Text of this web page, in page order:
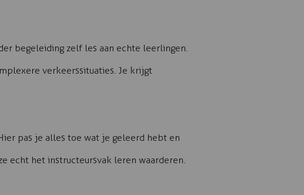
begeleiding zelf les aan echte leerlingen.
verkeerssituaties. Je krijgt
pas je alles toe wat je geleerd hebt en
echt het instructeursvak leren waarderen.